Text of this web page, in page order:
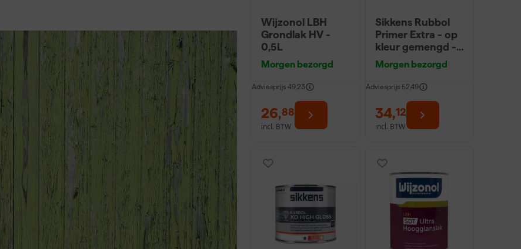
Wijzonol LBH
Grondlak HV -
0,5L
Morgen bezorgd
Adviesprijs 49,23
26,88
incl. BTW
Sikkens Rubbol
Primer Extra - op
kleur gemengd -
0,5L
Morgen bezorgd
Adviesprijs 52,49
34,12
incl. BTW